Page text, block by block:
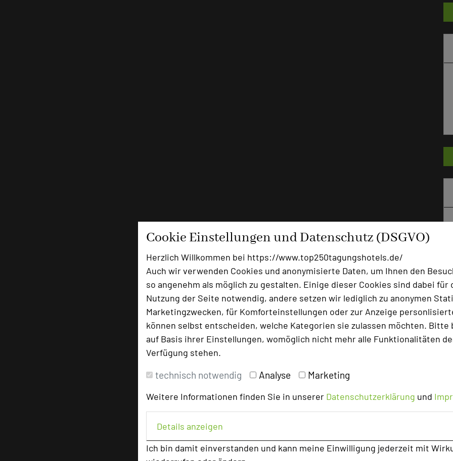
Cookie Einstellungen und Datenschutz (DSGVO)
Herzlich Willkommen bei https://www.top250tagungshotels.de/
Auch wir verwenden Cookies und anonymisierte Daten, um Ihnen den
so angenehm als möglich zu gestalten. Einige dieser Cookies sind dabei für
Nutzung der Seite notwendig, andere setzen wir lediglich zu anonymen
Marketingzwecken, für Komforteinstellungen oder zur Anzeige
können selbst entscheiden, welche Kategorien sie zulassen möchten. Bitte
auf Basis ihrer Einstellungen, womöglich nicht mehr alle Funktionalitäten
Verfügung stehen.
technisch notwendig Analyse Marketing
Weitere Informationen finden Sie in unserer Datenschutzerklärung und
Details anzeigen
Ich bin damit einverstanden und kann meine Einwilligung jederzeit mit